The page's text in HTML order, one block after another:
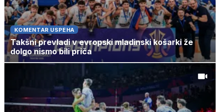
KOMENTAR USPEHA
Takšni prevladi v evropski mladinski košarki že
dolgo nismo bili priča